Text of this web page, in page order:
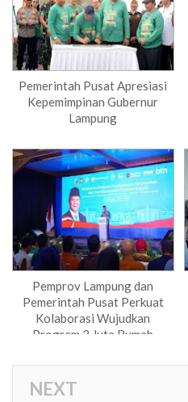
Pemerintah Pusat Apresiasi
Kepemimpinan Gubernur
Lampung
Pemprov Lampung dan
Pemerintah Pusat Perkuat
Kolaborasi Wujudkan
Program 3 Juta Rumah
NEXT